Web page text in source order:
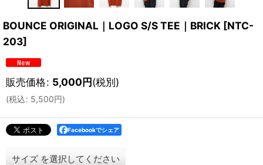
BOUNCE ORIGINAL｜LOGO S/S TEE｜BRICK [NTC-
203]
販売価格: 5,000円(税別)
(税込: 5,500円)
Facebookでシェア
サイズ を選択してください